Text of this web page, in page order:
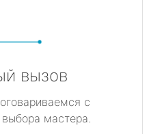
вызов
с
мастера.